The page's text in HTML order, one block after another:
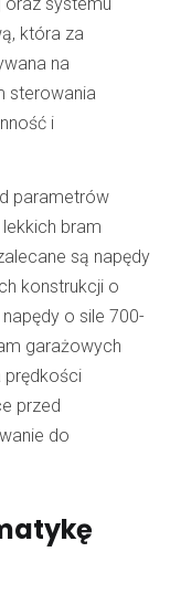
która za
na
sterowania
i
parametrów
bram
są napędy
konstrukcji o
o sile 700-
garażowych
prędkości
przed
do